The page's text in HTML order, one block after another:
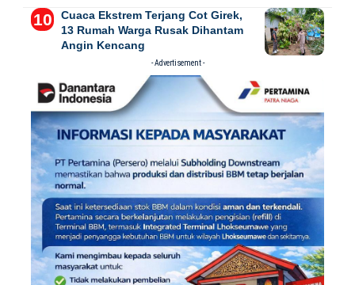
Cuaca Ekstrem Terjang Cot Girek,
13 Rumah Warga Rusak Dihantam
Angin Kencang
- Advertisement -